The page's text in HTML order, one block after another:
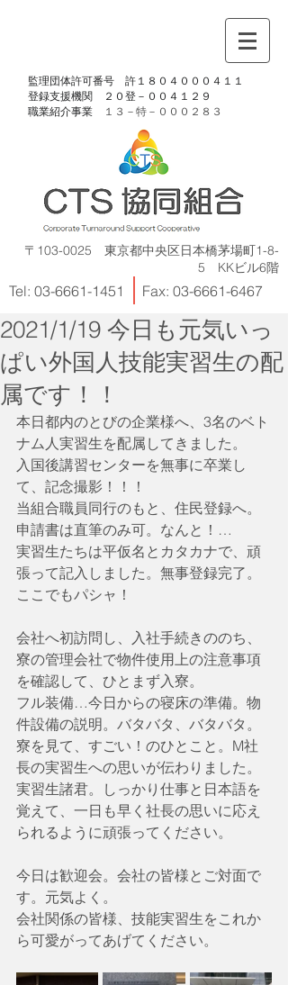
​監理団体許可番号 許１８０４０００４１１
​登録支援機関 ２０登－００４１２９
​職業紹介事業
１３－特－ ０００２８３
〒103-0025 東京都中央区日本橋茅場町1-8-
5 KKビル6階
Tel: 03-6661-1451 Fax: 03-6661-6467
2021/1/19 今日も元気いっ
ぱい外国人技能実習生の配
属です！！
本日都内のとびの企業様へ、3名のベト
ナム人実習生を配属してきました。
入国後講習センターを無事に卒業し
て、記念撮影！！！
当組合職員同行のもと、住民登録へ。
申請書は直筆のみ可。なんと！…
実習生たちは平仮名とカタカナで、頑
張って記入しました。無事登録完了。
ここでもパシャ！
会社へ初訪問し、入社手続きののち、
寮の管理会社で物件使用上の注意事項
を確認して、ひとまず入寮。
フル装備…今日からの寝床の準備。物
件設備の説明。バタバタ、バタバタ。
寮を見て、すごい！のひとこと。M社
長の実習生への思いが伝わりました。
実習生諸君。しっかり仕事と日本語を
覚えて、一日も早く社長の思いに応え
られるように頑張ってください。
今日は歓迎会。会社の皆様とご対面で
す。元気よく。
会社関係の皆様、技能実習生をこれか
ら可愛がってあげてください。